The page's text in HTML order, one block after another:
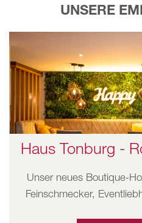
UNSERE
Haus Tonburg -
Unser neues Boutique-
Feinschmecker,